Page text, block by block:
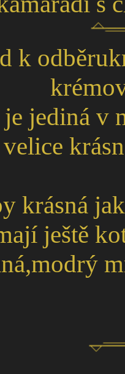
k
jediná v
krásná
ještě